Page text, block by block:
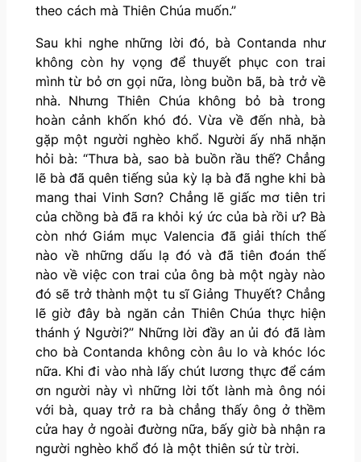
theo cách mà Thiên Chúa muốn.”
Sau khi nghe những lời đó, bà Contanda như
không còn hy vọng để thuyết phục con trai
mình từ bỏ ơn gọi nữa, lòng buồn bã, bà trở về
nhà. Nhưng Thiên Chúa không bỏ bà trong
hoàn cảnh khốn khó đó. Vừa về đến nhà, bà
gặp một người nghèo khổ. Người ấy nhã nhặn
hỏi bà: “Thưa bà, sao bà buồn rầu thế? Chẳng
lẽ bà đã quên tiếng sủa kỳ lạ bà đã nghe khi bà
mang thai Vinh Sơn? Chẳng lẽ giấc mơ tiên tri
của chồng bà đã ra khỏi ký ức của bà rồi ư? Bà
còn nhớ Giám mục Valencia đã giải thích thế
nào về những dấu lạ đó và đã tiên đoán thế
nào về việc con trai của ông bà một ngày nào
đó sẽ trở thành một tu sĩ Giảng Thuyết? Chẳng
lẽ giờ đây bà ngăn cản Thiên Chúa thực hiện
thánh ý Người?” Những lời đầy an ủi đó đã làm
cho bà Contanda không còn âu lo và khóc lóc
nữa. Khi đi vào nhà lấy chút lương thực để cám
ơn người này vì những lời tốt lành mà ông nói
với bà, quay trở ra bà chẳng thấy ông ở thềm
cửa hay ở ngoài đường nữa, bấy giờ bà nhận ra
người nghèo khổ đó là một thiên sứ từ trời.